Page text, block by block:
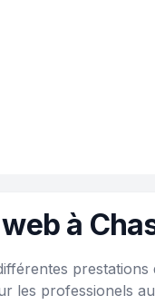
à
les professionels